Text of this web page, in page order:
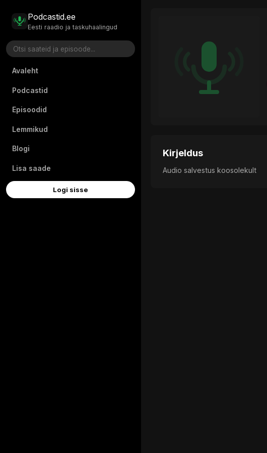
Podcastid.ee
Eesti raadio ja taskuhaalingud
Avaleht
Podcastid
Episoodid
Lemmikud
Blogi
Lisa saade
Logi sisse
Kirjeldus
Audio salvestus koosolekult